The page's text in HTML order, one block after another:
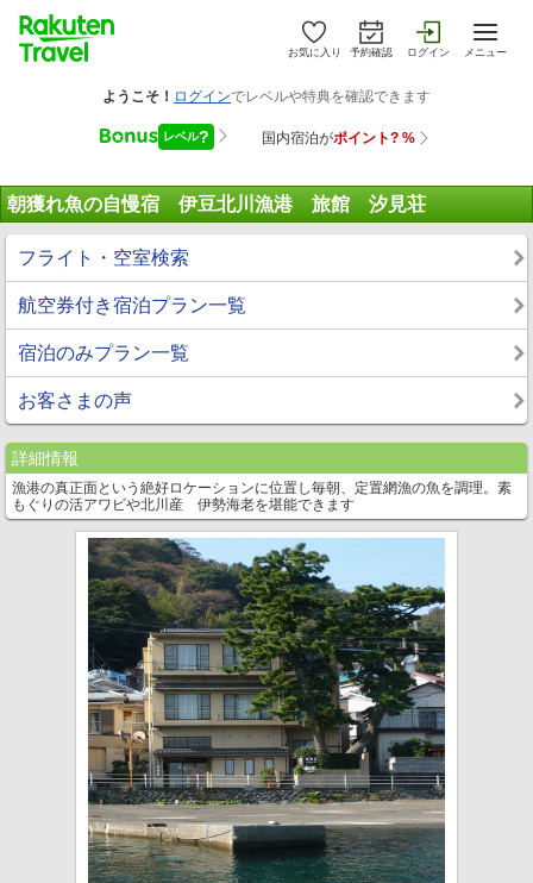
お気に入り 予約確認 ログイン メニュー
朝獲れ魚の自慢宿 伊豆北川漁港 旅館 汐見荘
フライト・空室検索
航空券付き宿泊プラン一覧
宿泊のみプラン一覧
お客さまの声
詳細情報
漁港の真正面という絶好ロケーションに位置し毎朝、定置網漁の魚を調理。素
もぐりの活アワビや北川産 伊勢海老を堪能できます